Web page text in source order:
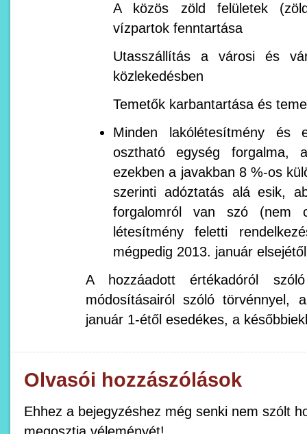
A közös zöld felületek
vízpartok fenntartása
Utasszállítás a városi és
közlekedésben
Temetők karbantartása és
Minden lakólétesítmény és
osztható egység forgalma,
ezekben a javakban 8 %-os
szerinti adóztatás alá esik,
forgalomról van szó (nem
létesítmény feletti
mégpedig 2013. január
A hozzáadott értékadóról
módosításairól szóló törvénnyel,
január 1-étől esedékes, a
Olvasói hozzászólások
Ehhez a bejegyzéshez még senki nem szólt